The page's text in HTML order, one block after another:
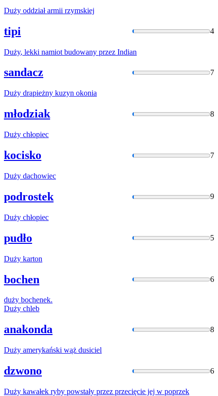
Duży oddział armii rzymskiej
tipi 4
Duży, lekki namiot budowany przez Indian
sandacz 7
Duży drapieżny kuzyn okonia
młodziak 8
Duży chłopiec
kocisko 7
Duży dachowiec
podrostek 9
Duży chłopiec
pudło 5
Duży karton
bochen 6
duży bochenek.
Duży chleb
anakonda 8
Duży amerykański wąż dusiciel
dzwono 6
Duży kawałek ryby powstały przez przecięcie jej w poprzek